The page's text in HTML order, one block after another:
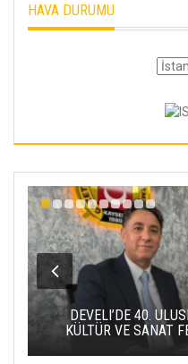
HAVA DURUMU
DEVELI’DE 40.
KÜLTÜR VE SANAT